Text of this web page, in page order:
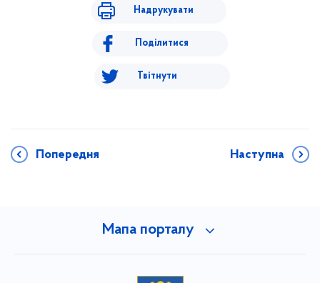
Надрукувати
Поділитися
Твітнути
Попередня Наступна
Мапа порталу